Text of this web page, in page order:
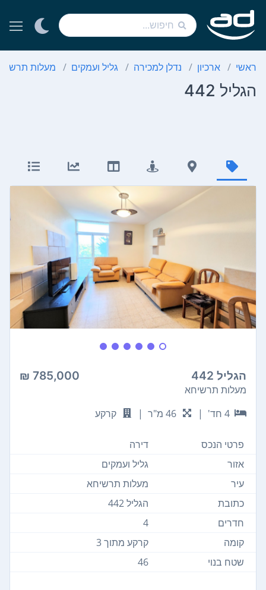
ראשי ארכיון נדלן למכירה גליל ועמקים מעלות
הגליל 442
הגליל 442 785,000 ₪
מעלות תרשיחא
4 חד'
| 46 מ"ר | קרקע
פרטי הנכס
דירה
אזור
גליל ועמקים
עיר
מעלות תרשיחא
כתובת
הגליל 442
חדרים
4
קומה
קרקע מתוך 3
שטח בנוי
46